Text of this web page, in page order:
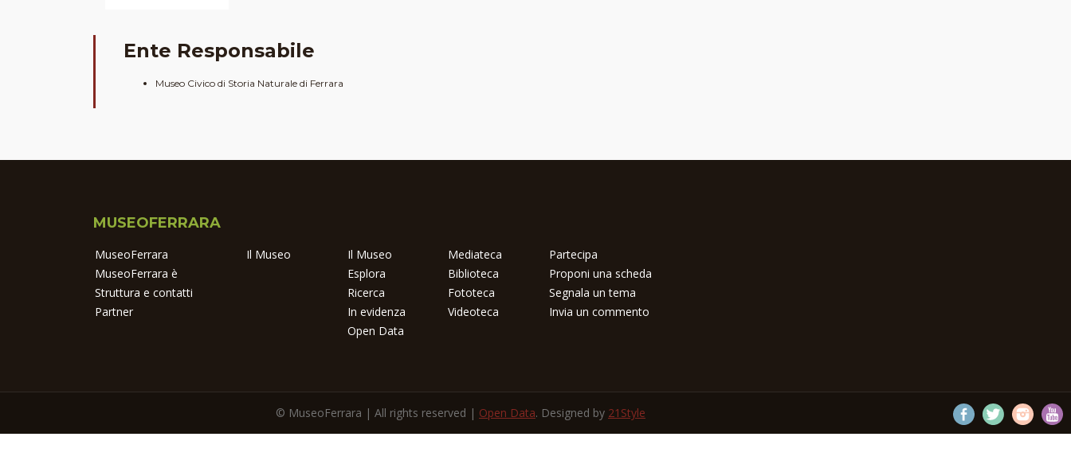
Ente Responsabile
Museo Civico di Storia Naturale di Ferrara
MUSEOFERRARA
MuseoFerrara
MuseoFerrara è
Struttura e contatti
Partner
Il Museo
Il Museo
Esplora
Ricerca
In evidenza
Open Data
Mediateca
Biblioteca
Fototeca
Videoteca
Partecipa
Proponi una scheda
Segnala un tema
Invia un commento
© MuseoFerrara | All rights reserved | Open Data. Designed by 21Style